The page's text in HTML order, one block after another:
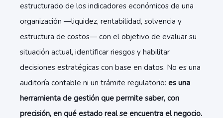
estructurado de los indicadores económicos de una
organización —liquidez, rentabilidad, solvencia y
estructura de costos— con el objetivo de evaluar su
situación actual, identificar riesgos y habilitar
decisiones estratégicas con base en datos. No es una
auditoría contable ni un trámite regulatorio: es una
herramienta de gestión que permite saber, con
precisión, en qué estado real se encuentra el negocio.